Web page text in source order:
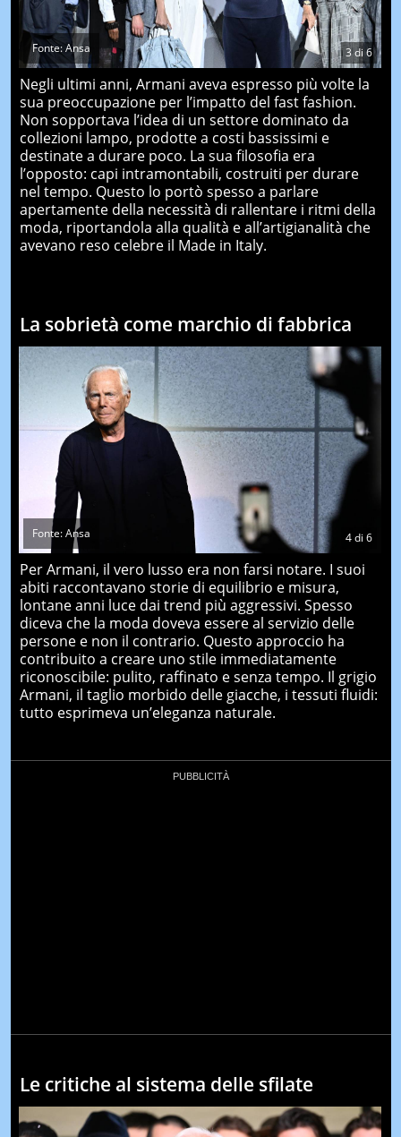
3di 6
Fonte: Ansa
Negli ultimi anni, Armani aveva espresso più volte la
sua preoccupazione per l’impatto del fast fashion.
Non sopportava l’idea di un settore dominato da
collezioni lampo, prodotte a costi bassissimi e
destinate a durare poco. La sua filosofia era
l’opposto: capi intramontabili, costruiti per durare
nel tempo. Questo lo portò spesso a parlare
apertamente della necessità di rallentare i ritmi della
moda, riportandola alla qualità e all’artigianalità che
avevano reso celebre il Made in Italy.
La sobrietà come marchio di fabbrica
4di 6
Fonte: Ansa
Per Armani, il vero lusso era non farsi notare. I suoi
abiti raccontavano storie di equilibrio e misura,
lontane anni luce dai trend più aggressivi. Spesso
diceva che la moda doveva essere al servizio delle
persone e non il contrario. Questo approccio ha
contribuito a creare uno stile immediatamente
riconoscibile: pulito, raffinato e senza tempo. Il grigio
Armani, il taglio morbido delle giacche, i tessuti fluidi:
tutto esprimeva un’eleganza naturale.
Le critiche al sistema delle sfilate